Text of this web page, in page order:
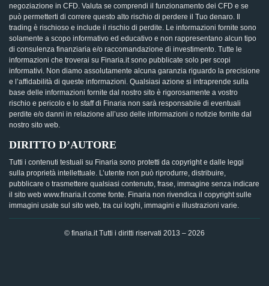
negoziazione in CFD. Valuta se comprendi il funzionamento dei CFD e se
può permetterti di correre questo alto rischio di perdere il Tuo denaro. Il
trading è rischioso e include il rischio di perdite. Le informazioni fornite sono
solamente a scopo informativo ed educativo e non rappresentano alcun tipo
di consulenza finanziaria e/o raccomandazione di investimento. Tutte le
informazioni che troverai su Finaria.it sono pubblicate solo per scopi
informativi. Non diamo assolutamente alcuna garanzia riguardo la precisione
e l’affidabilità di queste informazioni. Qualsiasi azione si intraprende sulla
base delle informazioni fornite dal nostro sito è rigorosamente a vostro
rischio e pericolo e lo staff di Finaria non sarà responsabile di eventuali
perdite e/o danni in relazione all’uso delle informazioni o notizie fornite dal
nostro sito web.
DIRITTO D’AUTORE
Tutti i contenuti testuali su Finaria sono protetti da copyright e dalle leggi
sulla proprietà intellettuale. L’utente non può riprodurre, distribuire,
pubblicare o trasmettere qualsiasi contenuto, frase, immagine senza indicare
il sito web www.finaria.it come fonte. Finaria non rivendica il copyright sulle
immagini usate sul sito web, tra cui loghi, immagini e illustrazioni varie.
© finaria.it Tutti i diritti riservati 2013 – 2026